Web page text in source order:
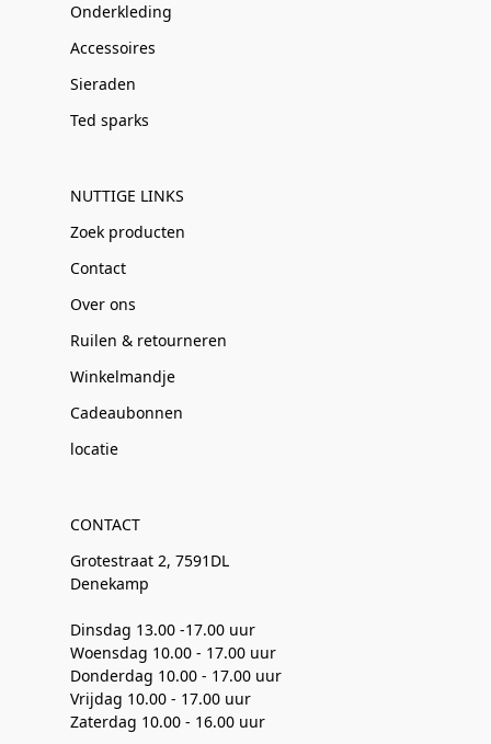
Onderkleding
Accessoires
Sieraden
Ted sparks
NUTTIGE LINKS
Zoek producten
Contact
Over ons
Ruilen & retourneren
Winkelmandje
Cadeaubonnen
locatie
CONTACT
Grotestraat 2, 7591DL
Denekamp
Dinsdag 13.00 -17.00 uur
Woensdag 10.00 - 17.00 uur
Donderdag 10.00 - 17.00 uur
Vrijdag 10.00 - 17.00 uur
Zaterdag 10.00 - 16.00 uur